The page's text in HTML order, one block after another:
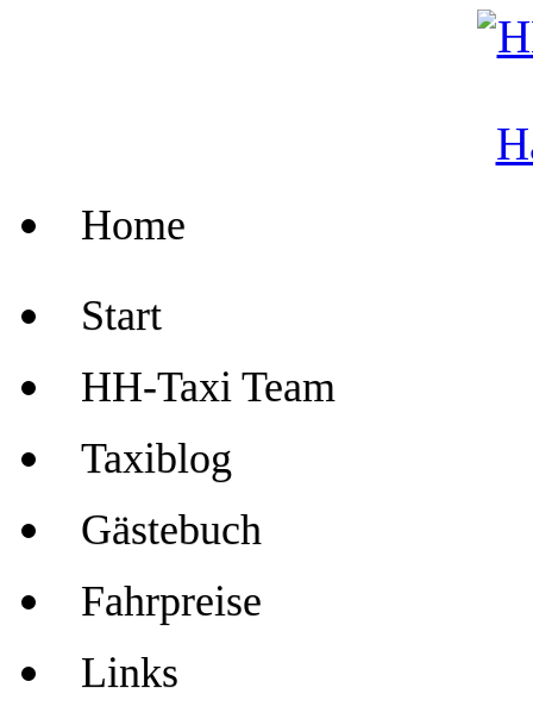
Home
Start
HH-Taxi Team
Taxiblog
Gästebuch
Fahrpreise
Links